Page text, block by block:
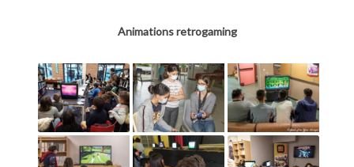
Animations retrogaming